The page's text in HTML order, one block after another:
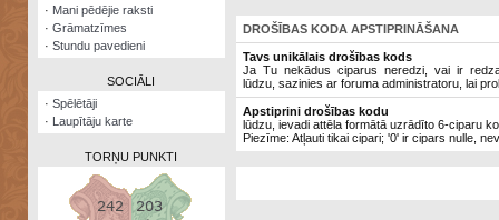
Arhīvs· Mani pēdējie raksti
· Grāmatzīmes
· Stundu pavedieni
SOCIĀLI
· Spēlētāji
· Laupītāju karte
TORŅU PUNKTI
DROŠĪBAS KODA APSTIPRINĀŠANA
Tavs unikālais drošības kods
Ja Tu nekādus ciparus neredzi, vai ir
lūdzu, sazinies ar foruma administratoru, lai
Apstiprini drošības kodu
lūdzu, ievadi attēla formātā uzrādīto 6-ciparu
Piezīme: Atļauti tikai cipari; '0' ir cipars nulle,